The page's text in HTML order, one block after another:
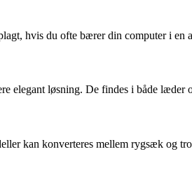
hvis du ofte bærer din computer i
elegant løsning. De findes i både læder
kan konverteres mellem rygsæk og